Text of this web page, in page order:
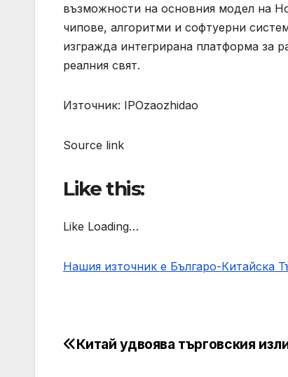
възможности на основния модел на
чипове, алгоритми и софтуерни
изгражда интегрирана платформа за
реалния свят.
Източник: IPOzaozhidao
Source link
Like this:
Like Loading…
Нашия източник е Българо-Китайска
Post
Китай удвоява търговския